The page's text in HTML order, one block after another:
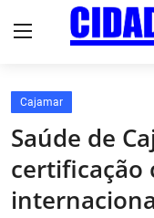
Início
Fale Conosco
Brasil
Cajamar
Saúde de
certificação